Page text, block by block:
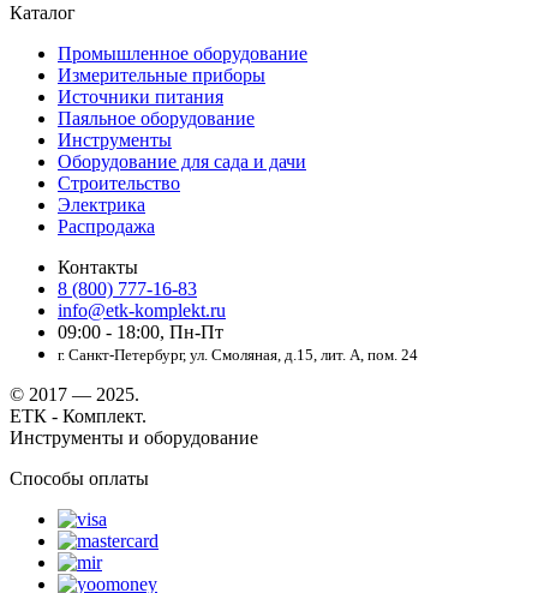
Каталог
Промышленное оборудование
Измерительные приборы
Источники питания
Паяльное оборудование
Инструменты
Оборудование для сада и дачи
Строительство
Электрика
Распродажа
Контакты
8 (800) 777-16-83
info@etk-komplekt.ru
09:00 - 18:00, Пн-Пт
г. Санкт-Петербург, ул. Смоляная, д.15, лит. А, пом. 24
© 2017 — 2025.
ЕТК - Комплект.
Инструменты и оборудование
Способы оплаты